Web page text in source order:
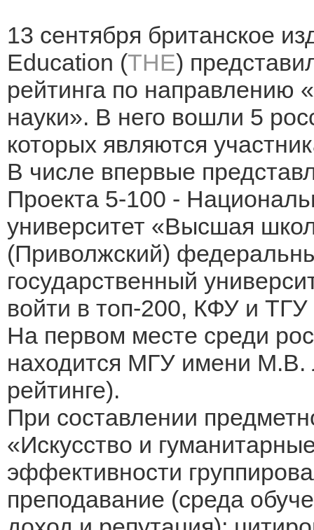
13 сентября британское
Education (THE)
рейтинга по направлению
науки». В него вошли 5
которых являются
В числе впервые
Проекта 5-100 -
университет «Высшая
(Приволжский)
государственный
войти в топ-200, КФУ и ТГУ
На первом месте среди
находится МГУ имени М.В.
рейтинге).
При составлении
«Искусство и
эффективности
преподавание (среда